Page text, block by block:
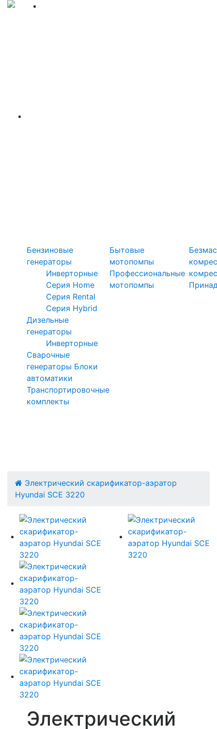
Бензиновые
генераторы
Инверторные
Серия Home
Серия Rental
Серия Hybrid
Дизельные
генераторы
Инверторные
Сварочные
генераторы Блоки
автоматики
Транспортировочные
комплекты
Бытовые
мотопомпы
Профессиональные
мотопомпы
Электрический скарификатор-аэратор
Hyundai SCE 3220
Электрический